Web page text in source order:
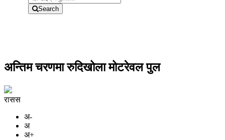
Search
अन्तिम चरणमा रुदिखोला मोटरेवल पुल
रासस
अ-
अ
अ+